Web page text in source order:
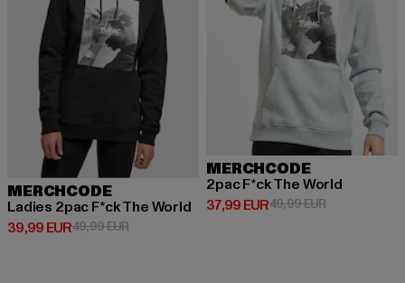
MERCHCODE
Ladies 2pac F*ck The World
39,99 EUR
Derzeitiger Preis: 39,99 EUR
49,99 EURAktionspreis: 49,99 EUR
MERCHCODE
2pac F*ck The World
37,99 EUR
Derzeitiger Preis: 37,99 EUR
49,99 EURAktionspreis: